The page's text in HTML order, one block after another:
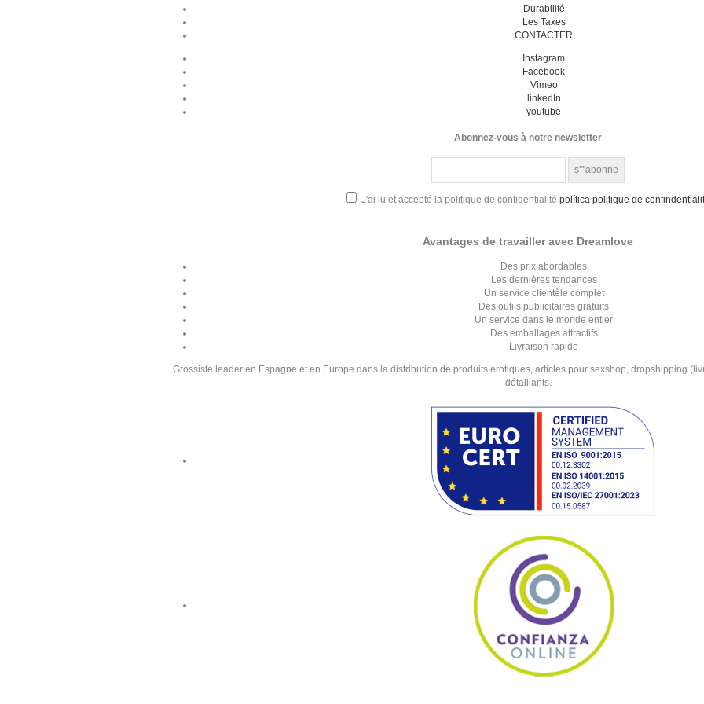
Durabilité
Les Taxes
CONTACTER
Instagram
Facebook
Vimeo
linkedIn
youtube
Abonnez-vous à notre newsletter
J'ai lu et accepté la politique de confidentialité política politique de
Avantages de travailler avec Dreamlove
Des prix abordables
Les dernières tendances
Un service clientèle complet
Des outils publicitaires gratuits
Un service dans le monde entier
Des emballages attractifs
Livraison rapide
Grossiste leader en Espagne et en Europe dans la distribution de produits érotiques, articles pour sexshop, dropshipping
détaillants.